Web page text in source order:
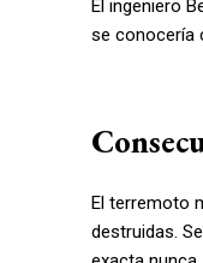
El ingeniero
se conocería
El terremoto
destruidas.